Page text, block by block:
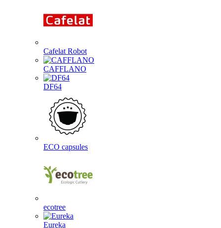
Cafelat Robot
CAFFLANO
DF64
ECO capsules
ecotree
Eureka